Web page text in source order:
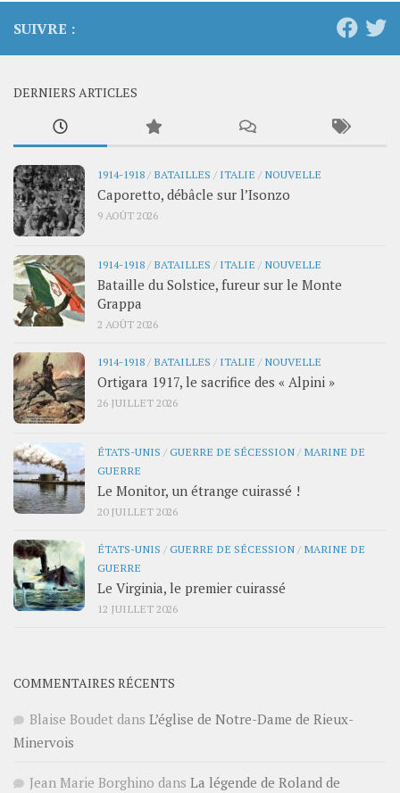
SUIVRE :
DERNIERS ARTICLES
1914-1918/ BATAILLES / ITALIE / NOUVELLE
Caporetto, débâcle sur l’Isonzo
9 AOÛT 2026
1914-1918/ BATAILLES / ITALIE / NOUVELLE
Bataille du Solstice, fureur sur le Monte
Grappa
2 AOÛT 2026
1914-1918/ BATAILLES / ITALIE / NOUVELLE
Ortigara 1917, le sacrifice des « Alpini »
26 JUILLET 2026
ÉTATS-UNIS /GUERRE DE SÉCESSION/ MARINE DE
GUERRE
Le Monitor, un étrange cuirassé !
20 JUILLET 2026
ÉTATS-UNIS /GUERRE DE SÉCESSION/ MARINE DE
GUERRE
Le Virginia, le premier cuirassé
12 JUILLET 2026
COMMENTAIRES RÉCENTS
Blaise Boudet dans L’église de Notre-Dame de Rieux-
Minervois
Jean Marie Borghino dans La légende de Roland de